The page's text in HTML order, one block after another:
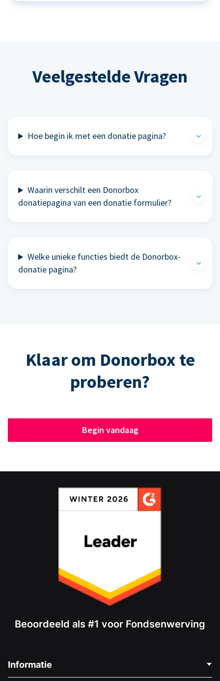
Veelgestelde Vragen
Hoe begin ik met een donatie pagina?
Waarin verschilt een Donorbox
donatiepagina van een donatie formulier?
Welke unieke functies biedt de Donorbox-
donatie pagina?
Klaar om Donorbox te
proberen?
Begin vandaag
Beoordeeld als #1 voor Fondsenwerving
Informatie